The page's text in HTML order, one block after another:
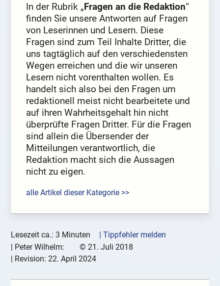
In der Rubrik „Fragen an die Redaktion“
finden Sie unsere Antworten auf Fragen
von Leserinnen und Lesern. Diese
Fragen sind zum Teil Inhalte Dritter, die
uns tagtäglich auf den verschiedensten
Wegen erreichen und die wir unseren
Lesern nicht vorenthalten wollen. Es
handelt sich also bei den Fragen um
redaktionell meist nicht bearbeitete und
auf ihren Wahrheitsgehalt hin nicht
überprüfte Fragen Dritter. Für die Fragen
sind allein die Übersender der
Mitteilungen verantwortlich, die
Redaktion macht sich die Aussagen
nicht zu eigen.
alle Artikel dieser Kategorie >>
Lesezeit ca.: 3 Minuten
| Tippfehler melden
| Peter Wilhelm: © 21. Juli 2018
| Revision:22. April 2024